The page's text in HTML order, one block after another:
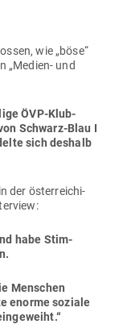
wie „böse“
„Medien- und
ÖVP-Klub­
Schwarz-Blau I
sich deshalb
der öster­rei­chi­
habe Stim­
Men­schen
enorme soziale